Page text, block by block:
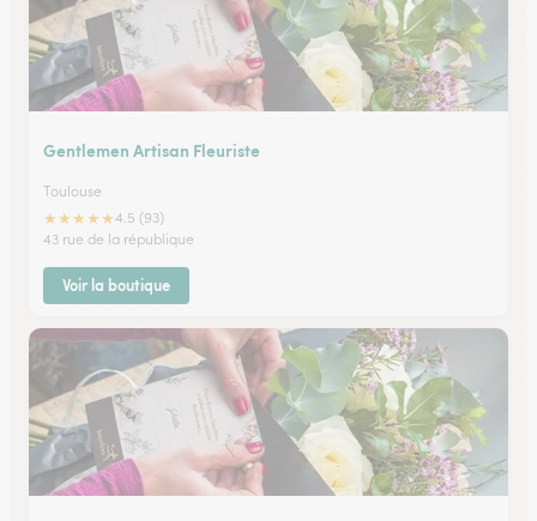
Gentlemen Artisan Fleuriste
Toulouse
★★★★★4.5 (93)
43 rue de la république
Voir la boutique